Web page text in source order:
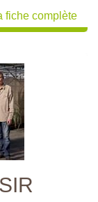
fiche complète